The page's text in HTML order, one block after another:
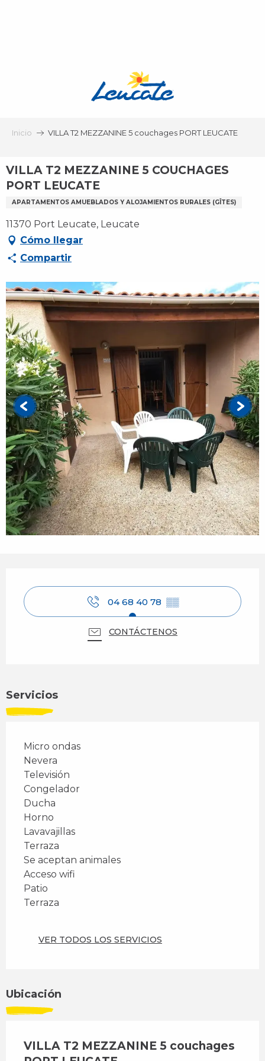
Inicio VILLA T2 MEZZANINE 5 couchages PORT LEUCATE
VILLA T2 MEZZANINE 5 COUCHAGES
PORT LEUCATE
APARTAMENTOS AMUEBLADOS Y ALOJAMIENTOS RURALES (GÎTES)
11370 Port Leucate, Leucate
Cómo llegar
Compartir
04 68 40 78 ▒▒
CONTÁCTENOS
Servicios
Micro ondas
Nevera
Televisión
Congelador
Ducha
Horno
Lavavajillas
Terraza
Se aceptan animales
Acceso wifi
Patio
Terraza
VER TODOS LOS SERVICIOS
Ubicación
VILLA T2 MEZZANINE 5 couchages